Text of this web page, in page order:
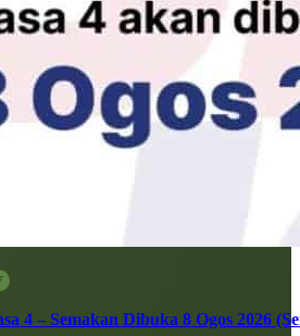
4 – Semakan Dibuka 8 Ogos 2026